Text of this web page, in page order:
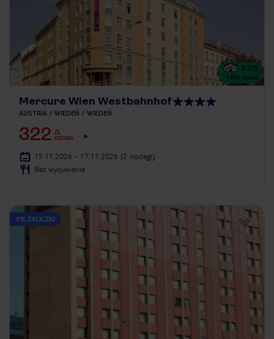
3.7/5
1496 opinii
Mercure Wien Westbahnhof
AUSTRIA WIEDEŃ WIEDEŃ
322 ZŁ
OSOBA
15.11.2026 - 17.11.2026 (2 noclegi)
Bez wyżywienia
5% ZALICZKI